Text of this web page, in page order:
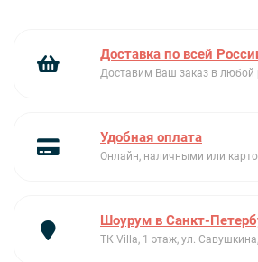
Доставка по всей
Доставим Ваш заказ в любой
Удобная оплата
Онлайн, наличными или
Шоурум в Санкт-
ТК Villa, 1 этаж, ул.